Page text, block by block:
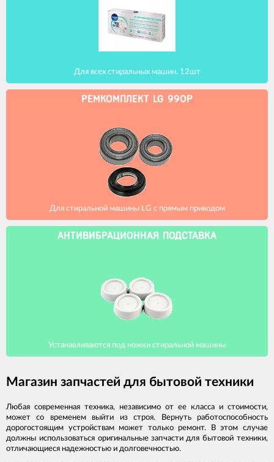
Для всех стиральных машин. 12шт
РЕМКОМПЛЕКТ LG 990Р
Для стиральной машины LG с прямым приводом
АНТИВИБРАЦИОННАЯ ПОДСТАВКА
Устанавливаются под ножки стиральной машины
Магазин запчастей для бытовой техники
Любая современная техника, независимо от ее класса и стоимости,
может со временем выйти из строя. Вернуть работоспособность
дорогостоящим устройствам может только ремонт. В этом случае
должны использоваться оригинальные запчасти для бытовой техники,
отличающиеся надежностью и долговечностью.